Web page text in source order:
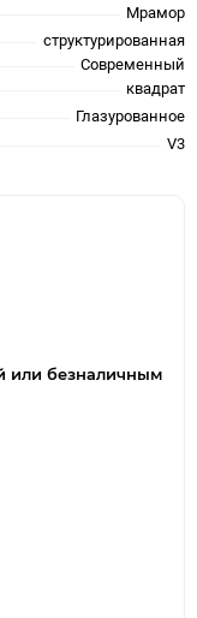
Мрамор
структурированная
Современный
квадрат
Глазурованное
V3
или безналичным